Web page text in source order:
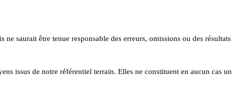
saurait être tenue responsable des erreurs, omissions ou des résultats
issus de notre référentiel terrain. Elles ne constituent en aucun cas un